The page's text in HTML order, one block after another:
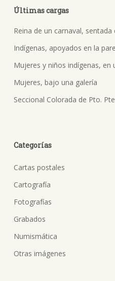
Últimas cargas
Reina de un carnaval, sentada
Indígenas, apoyados en la
Mujeres y niños indígenas, en
Mujeres, bajo una galería
Seccional Colorada de Pto.
Categorías
Cartas postales
Cartografía
Fotografías
Grabados
Numismática
Otras imágenes